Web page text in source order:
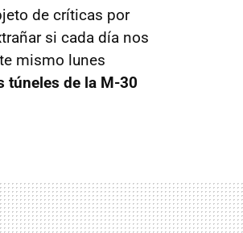
de críticas por
si cada día nos
mismo lunes
túneles de la M-30